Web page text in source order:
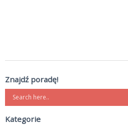
Znajdź poradę!
Kategorie